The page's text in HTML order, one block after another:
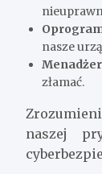
nasze
złamać.
naszej